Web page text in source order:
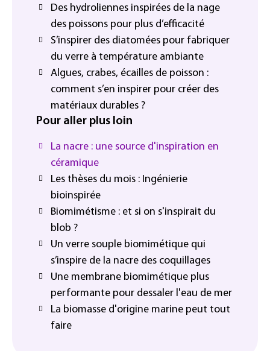
Des hydroliennes inspirées de la nage
des poissons pour plus d’efficacité
S’inspirer des diatomées pour fabriquer
du verre à température ambiante
Algues, crabes, écailles de poisson :
comment s’en inspirer pour créer des
matériaux durables ?
Pour aller plus loin
La nacre : une source d'inspiration en
céramique
Les thèses du mois : Ingénierie
bioinspirée
Biomimétisme : et si on s'inspirait du
blob ?
Un verre souple biomimétique qui
s’inspire de la nacre des coquillages
Une membrane biomimétique plus
performante pour dessaler l'eau de mer
La biomasse d'origine marine peut tout
faire